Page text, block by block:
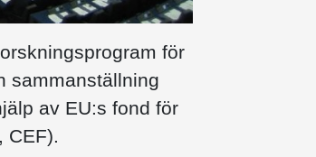
för
sammanställning
av EU:s fond för
CEF).